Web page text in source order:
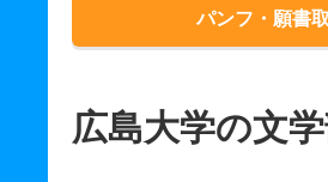
パンフ・願書
広島大学の文